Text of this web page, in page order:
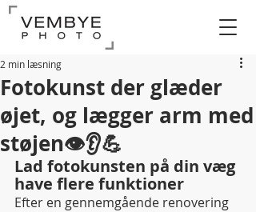
Fotokunst der glæder
øjet, og lægger arm med
støjen👁👂💪
2 min læsning
Lad fotokunsten på din væg
have flere funktioner
Efter en gennemgående renovering